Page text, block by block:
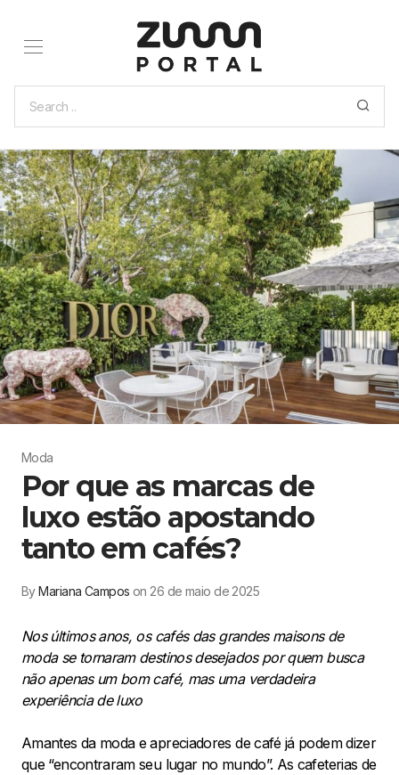
Moda
Por que as marcas de
luxo estão apostando
tanto em cafés?
ByMariana Campos on 26 de maio de 2025
Nos últimos anos, os cafés das grandes maisons de
moda se tornaram destinos desejados por quem busca
não apenas um bom café, mas uma verdadeira
experiência de luxo
Amantes da moda e apreciadores de café já podem dizer
que “encontraram seu lugar no mundo”. As cafeterias de